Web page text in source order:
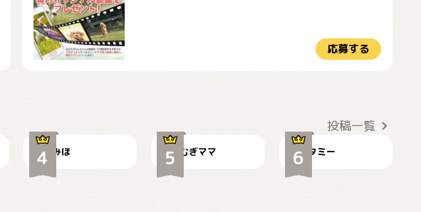
応募する
投稿一覧
みほ むぎママ タミー